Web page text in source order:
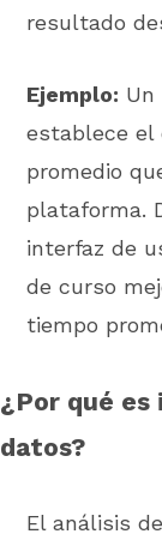
resultado
Ejemplo: Un
establece el
promedio
plataforma.
interfaz de
de curso
tiempo
¿Por qué
datos?
El análisis